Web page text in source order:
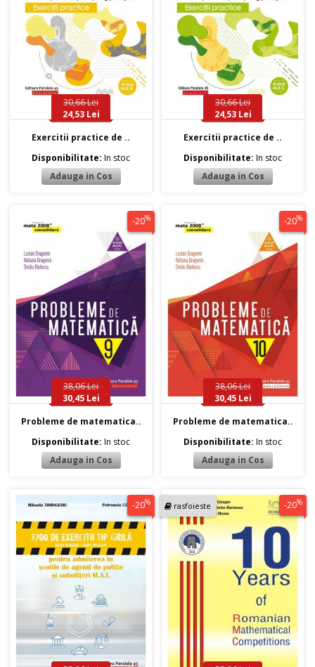
30,66 Lei
24,53 Lei
Exercitii practice de ..
Disponibilitate:In stoc
30,66 Lei
24,53 Lei
Exercitii practice de ..
Disponibilitate:In stoc
-20%
38,06 Lei
30,45 Lei
Probleme de matematica..
Disponibilitate:In stoc
-20%
38,06 Lei
30,45 Lei
Probleme de matematica..
Disponibilitate:In stoc
-20% rasfoieste -20%